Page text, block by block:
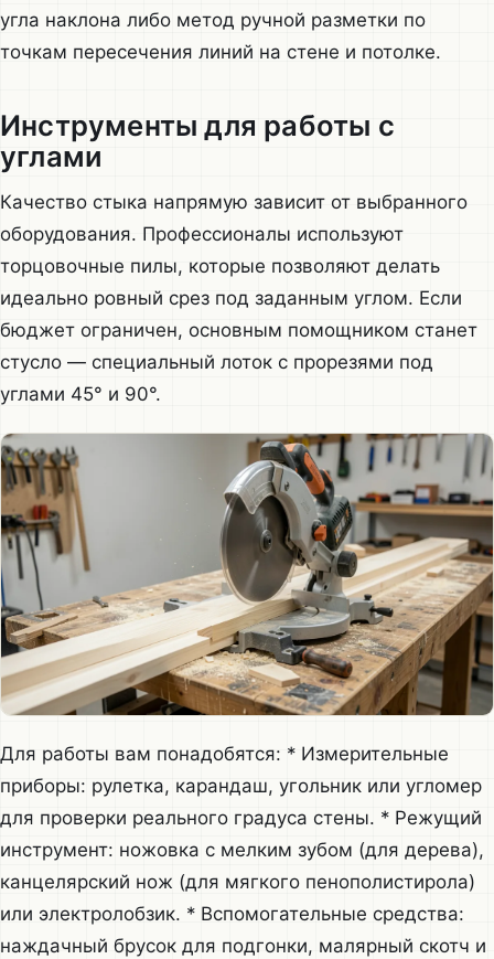
угла наклона либо метод ручной разметки по
точкам пересечения линий на стене и потолке.
Инструменты для работы с
углами
Качество стыка напрямую зависит от выбранного
оборудования. Профессионалы используют
торцовочные пилы, которые позволяют делать
идеально ровный срез под заданным углом. Если
бюджет ограничен, основным помощником станет
стусло — специальный лоток с прорезями под
углами 45° и 90°.
Для работы вам понадобятся: * Измерительные
приборы: рулетка, карандаш, угольник или угломер
для проверки реального градуса стены. * Режущий
инструмент: ножовка с мелким зубом (для дерева),
канцелярский нож (для мягкого пенополистирола)
или электролобзик. * Вспомогательные средства:
наждачный брусок для подгонки, малярный скотч и